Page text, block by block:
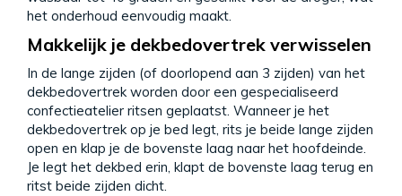
het onderhoud eenvoudig maakt.
Makkelijk je dekbedovertrek verwisselen
In de lange zijden (of doorlopend aan 3 zijden) van het
dekbedovertrek worden door een gespecialiseerd
confectieatelier ritsen geplaatst. Wanneer je het
dekbedovertrek op je bed legt, rits je beide lange zijden
open en klap je de bovenste laag naar het hoofdeinde.
Je legt het dekbed erin, klapt de bovenste laag terug en
ritst beide zijden dicht.